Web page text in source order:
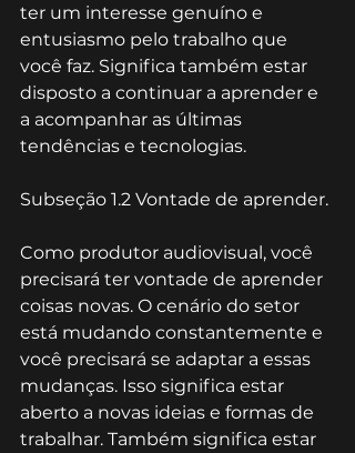
ter um interesse genuíno e
entusiasmo pelo trabalho que
você faz. Significa também estar
disposto a continuar a aprender e
a acompanhar as últimas
tendências e tecnologias.
Subseção 1.2 Vontade de aprender.
Como produtor audiovisual, você
precisará ter vontade de aprender
coisas novas. O cenário do setor
está mudando constantemente e
você precisará se adaptar a essas
mudanças. Isso significa estar
aberto a novas ideias e formas de
trabalhar. Também significa estar